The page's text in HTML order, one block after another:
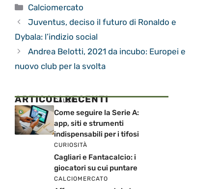
Categorie
Calciomercato
Juventus, deciso il futuro di Ronaldo e
Dybala: l’indizio social
Andrea Belotti, 2021 da incubo: Europei e
nuovo club per la svolta
ARTICOLI RECENTI
CALCIO
Come seguire la Serie A:
app, siti e strumenti
indispensabili per i tifosi
CURIOSITÀ
Cagliari e Fantacalcio: i
giocatori su cui puntare
CALCIOMERCATO